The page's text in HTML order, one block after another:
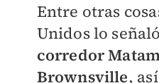
Entre otras
Unidos lo
corredor
Brownsville,